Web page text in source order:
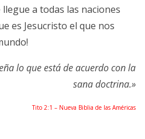
a todas las naciones
es Jesucristo el que nos
lo que está de acuerdo con la
sana doctrina.»
Tito 2:1 – Nueva Biblia de las Américas